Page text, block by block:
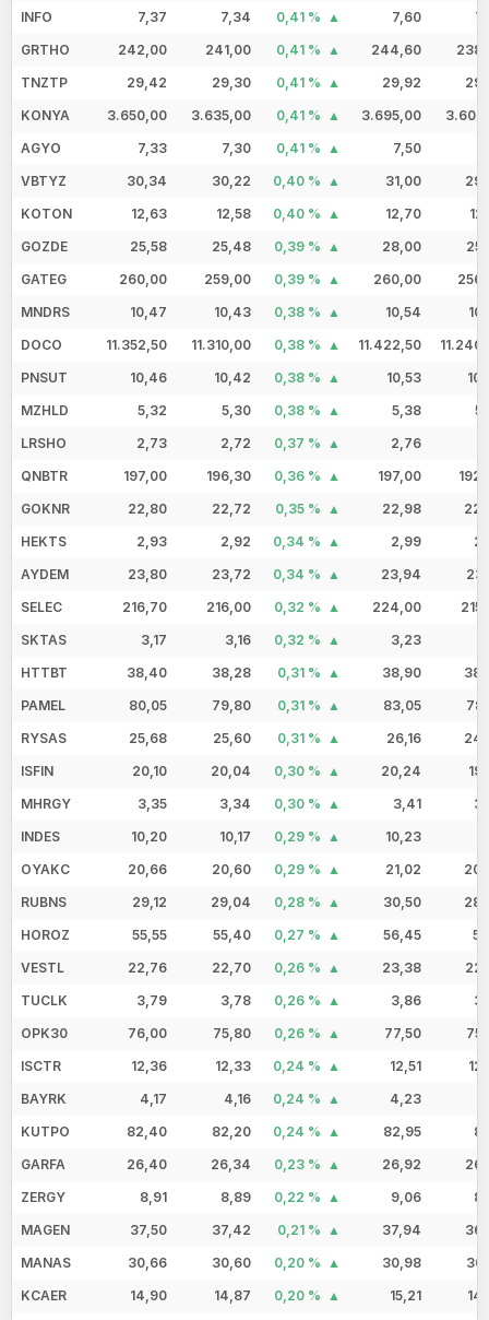
INFO
7,37 7,34 0,41 % 7,60
GRTHO
242,00 241,00 0,41 % 244,60
TNZTP
29,42 29,30 0,41 % 29,92
KONYA
3.650,00 3.635,00 0,41 % 3.695,00
AGYO
7,33 7,30 0,41 % 7,50
VBTYZ
30,34 30,22 0,40 % 31,00
KOTON
12,63 12,58 0,40 % 12,70
GOZDE
25,58 25,48 0,39 % 28,00
GATEG
260,00 259,00 0,39 % 260,00
MNDRS
10,47 10,43 0,38 % 10,54
DOCO
11.352,50 11.310,00 0,38 % 11.422,50
PNSUT
10,46 10,42 0,38 % 10,53
MZHLD
5,32 5,30 0,38 % 5,38
LRSHO
2,73 2,72 0,37 % 2,76
QNBTR
197,00 196,30 0,36 % 197,00
GOKNR
22,80 22,72 0,35 % 22,98
HEKTS
2,93 2,92 0,34 % 2,99
AYDEM
23,80 23,72 0,34 % 23,94
SELEC
216,70 216,00 0,32 % 224,00
SKTAS
3,17 3,16 0,32 % 3,23
HTTBT
38,40 38,28 0,31 % 38,90
PAMEL
80,05 79,80 0,31 % 83,05
RYSAS
25,68 25,60 0,31 % 26,16
ISFIN
20,10 20,04 0,30 % 20,24
MHRGY
3,35 3,34 0,30 % 3,41
INDES
10,20 10,17 0,29 % 10,23
OYAKC
20,66 20,60 0,29 % 21,02
RUBNS
29,12 29,04 0,28 % 30,50
HOROZ
55,55 55,40 0,27 % 56,45
VESTL
22,76 22,70 0,26 % 23,38
TUCLK
3,79 3,78 0,26 % 3,86
OPK30
76,00 75,80 0,26 % 77,50
ISCTR
12,36 12,33 0,24 % 12,51
BAYRK
4,17 4,16 0,24 % 4,23
KUTPO
82,40 82,20 0,24 % 82,95
GARFA
26,40 26,34 0,23 % 26,92
ZERGY
8,91 8,89 0,22 % 9,06
MAGEN
37,50 37,42 0,21 % 37,94
MANAS
30,66 30,60 0,20 % 30,98
KCAER
14,90 14,87 0,20 % 15,21